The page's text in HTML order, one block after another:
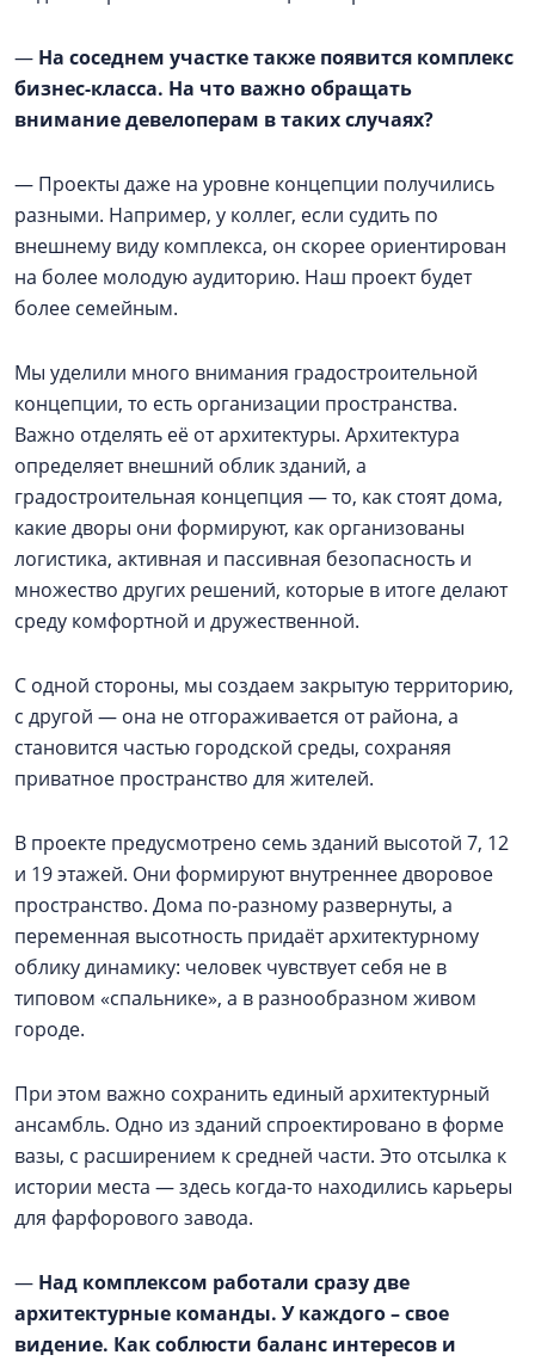
— На соседнем участке также появится комплекс
бизнес-класса. На что важно обращать
внимание девелоперам в таких случаях?
— Проекты даже на уровне концепции получились
разными. Например, у коллег, если судить по
внешнему виду комплекса, он скорее ориентирован
на более молодую аудиторию. Наш проект будет
более семейным.
Мы уделили много внимания градостроительной
концепции, то есть организации пространства.
Важно отделять её от архитектуры. Архитектура
определяет внешний облик зданий, а
градостроительная концепция — то, как стоят дома,
какие дворы они формируют, как организованы
логистика, активная и пассивная безопасность и
множество других решений, которые в итоге делают
среду комфортной и дружественной.
С одной стороны, мы создаем закрытую территорию,
с другой — она не отгораживается от района, а
становится частью городской среды, сохраняя
приватное пространство для жителей.
В проекте предусмотрено семь зданий высотой 7, 12
и 19 этажей. Они формируют внутреннее дворовое
пространство. Дома по-разному развернуты, а
переменная высотность придаёт архитектурному
облику динамику: человек чувствует себя не в
типовом «спальнике», а в разнообразном живом
городе.
При этом важно сохранить единый архитектурный
ансамбль. Одно из зданий спроектировано в форме
вазы, с расширением к средней части. Это отсылка к
истории места — здесь когда-то находились карьеры
для фарфорового завода.
— Над комплексом работали сразу две
архитектурные команды. У каждого – свое
видение. Как соблюсти баланс интересов и